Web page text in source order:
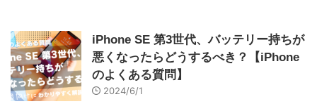
iPhone SE 第3世代、バッテリー持ちが
悪くなったらどうするべき？【iPhone
のよくある質問】
2024/6/1